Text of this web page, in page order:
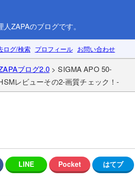
人ZAPAのブログです。
ログ/検索 プロフィール お問い合わせ
ブログ2.0> SIGMA APO 50-
レビューその2-画質チェック！-